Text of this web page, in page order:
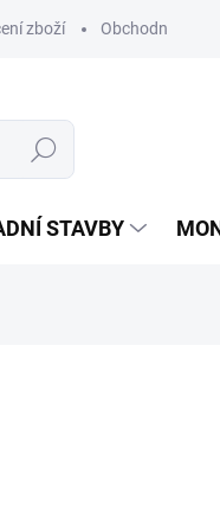
zboží Obchodní
Hledat
STAVBY